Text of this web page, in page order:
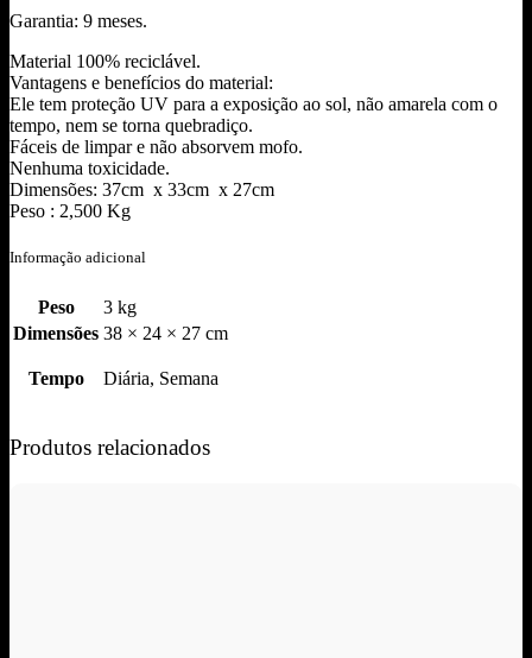
Garantia: 9 meses.
Material 100% reciclável.
Vantagens e benefícios do material:
Ele tem proteção UV para a exposição ao sol, não amarela com o
tempo, nem se torna quebradiço.
Fáceis de limpar e não absorvem mofo.
Nenhuma toxicidade.
Dimensões: 37cm x 33cm x 27cm
Peso : 2,500 Kg
Informação adicional
Peso
3 kg
Dimensões 38 × 24 × 27 cm
Tempo Diária, Semana
Produtos relacionados